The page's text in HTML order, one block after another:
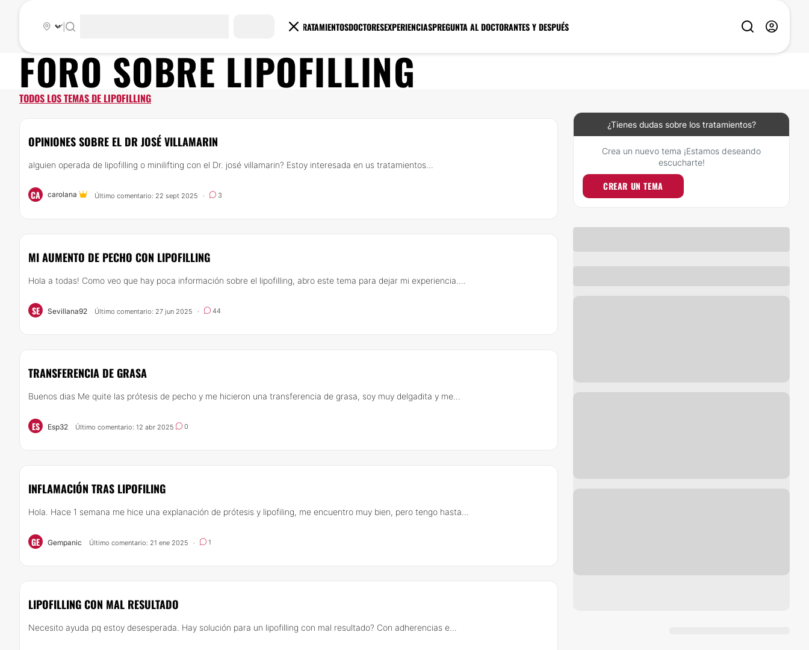
TRATAMIENTOSDOCTORESEXPERIENCIASPREGUNTA AL DOCTORANTES Y DESPUÉS
|
FORO SOBRELIPOFILLING
TODOS LOS TEMAS DE LIPOFILLING
OPINIONES SOBRE EL DR JOSÉ VILLAMARIN
alguien operada de lipofilling o minilifting con el Dr. josé villamarin? Estoy interesada en us tratamientos...
CA carolana Último comentario: 22 sept 2025 · 3
MI AUMENTO DE PECHO CON LIPOFILLING
Hola a todas! Como veo que hay poca información sobre el lipofilling, abro este tema para dejar mi experiencia....
SE Sevillana92 Último comentario: 27 jun 2025 · 44
TRANSFERENCIA DE GRASA
Buenos dias Me quite las prótesis de pecho y me hicieron una transferencia de grasa, soy muy delgadita y me...
ES Esp32 Último comentario: 12 abr 2025 0
INFLAMACIÓN TRAS LIPOFILING
Hola. Hace 1 semana me hice una explanación de prótesis y lipofiling, me encuentro muy bien, pero tengo hasta...
GE Gempanic Último comentario: 21 ene 2025 · 1
LIPOFILLING CON MAL RESULTADO
Necesito ayuda pq estoy desesperada. Hay solución para un lipofilling con mal resultado? Con adherencias e...
¿Tienes dudas sobre los tratamientos?
Crea un nuevo tema ¡Estamos deseando
escucharte!
CREAR UN TEMA